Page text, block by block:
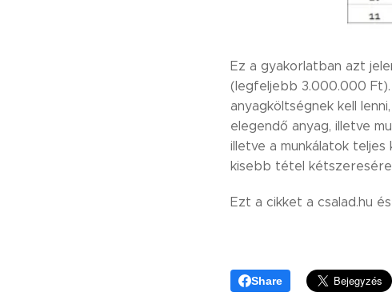
Ez a gyakorlatban azt
(legfeljebb 3.000.000
anyagköltségnek kell
elegendő anyag, illetve
illetve a munkálatok
kisebb tétel
Ezt a cikket a csalad.hu
Share